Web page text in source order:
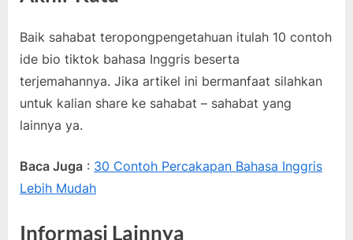
Baik sahabat teropongpengetahuan itulah 10 contoh
ide bio tiktok bahasa Inggris beserta
terjemahannya. Jika artikel ini bermanfaat silahkan
untuk kalian share ke sahabat – sahabat yang
lainnya ya.
Baca Juga : 30 Contoh Percakapan Bahasa Inggris
Lebih Mudah
Informasi Lainnya